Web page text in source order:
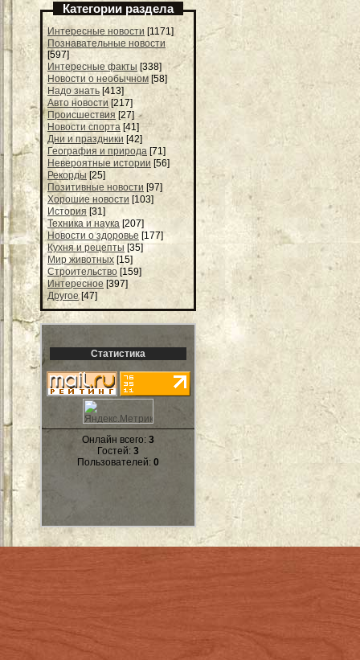
Категории раздела
Интересные новости [1171]
Познавательные новости
[597]
Интересные факты [338]
Новости о необычном [58]
Надо знать [413]
Авто новости [217]
Происшествия [27]
Новости спорта [41]
Дни и праздники [42]
География и природа [71]
Невероятные истории [56]
Рекорды [25]
Позитивные новости [97]
Хорошие новости [103]
История [31]
Техника и наука [207]
Новости о здоровье [177]
Кухня и рецепты [35]
Мир животных [15]
Строительство [159]
Интересное [397]
Другое [47]
Статистика
Онлайн всего: 3
Гостей: 3
Пользователей: 0